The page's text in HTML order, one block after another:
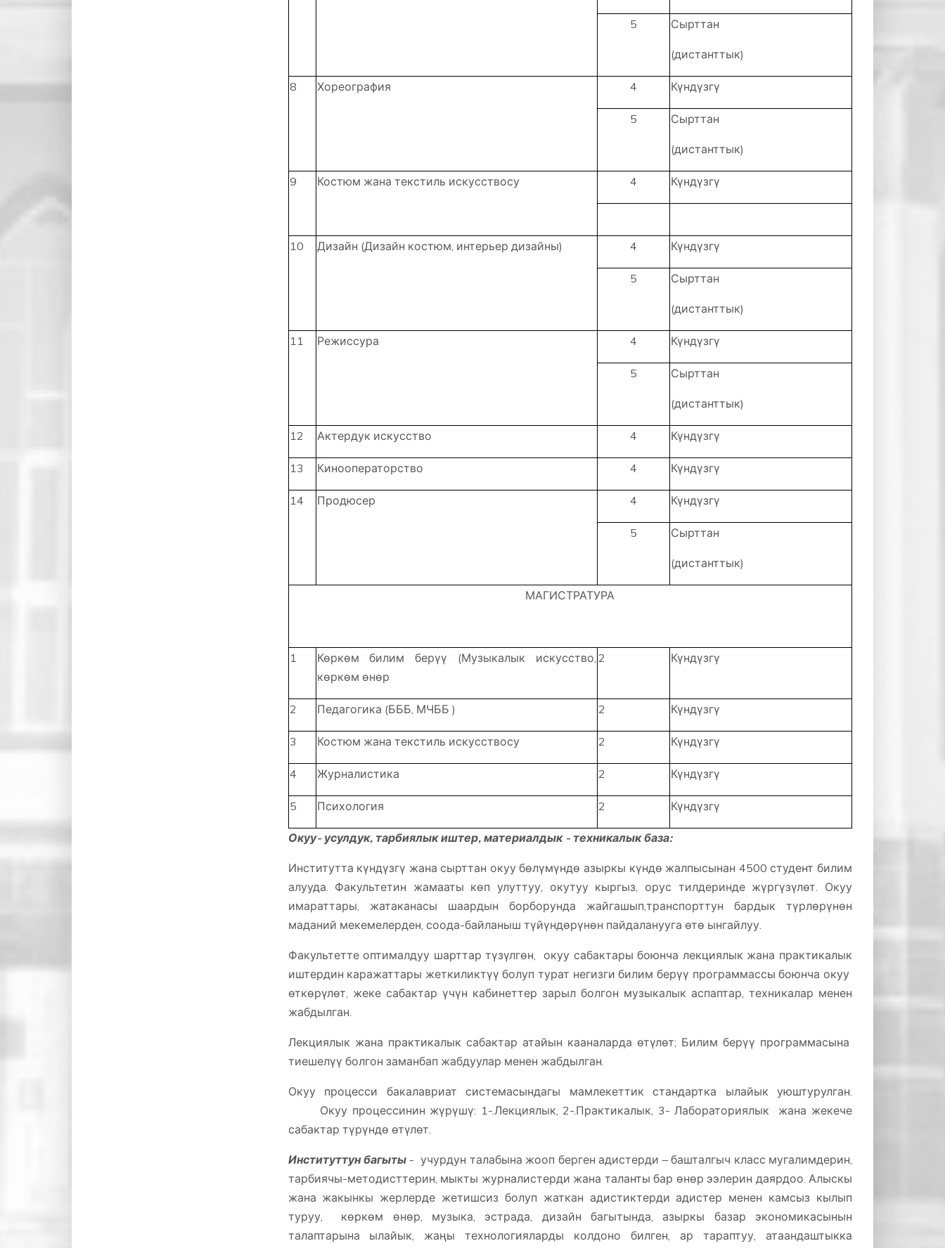
5 Сырттан
(дистанттык)
8 Хореография 4 Күндүзгү
5 Сырттан
(дистанттык)
9 Костюм жана текстиль искусствосу 4 Күндүзгү
10 Дизайн (Дизайн костюм, интерьер дизайны) 4 Күндүзгү
5 Сырттан
(дистанттык)
11 Режиссура 4 Күндүзгү
5 Сырттан
(дистанттык)
12 Актердук искусство 4 Күндүзгү
13 Кинооператорство 4 Күндүзгү
14 Продюсер 4 Күндүзгү
5 Сырттан
(дистанттык)
МАГИСТРАТУРА
1
Көркөм билим берүү (Музыкалык искусство,
көркөм өнөр
2 Күндүзгү
2 Педагогика (БББ, МЧББ ) 2 Күндүзгү
3 Костюм жана текстиль искусствосу 2 Күндүзгү
4 Журналистика 2 Күндүзгү
5 Психология 2 Күндүзгү
Окуу- усулдук, тарбиялык иштер, материалдык - техникалык база:
Институтта күндүзгү жана сырттан окуу бөлүмүндө азыркы күндө жалпысынан 4500 студент билим
алууда. Факультетин жамааты көп улуттуу, окутуу кыргыз, орус тилдеринде жүргүзүлөт. Окуу
имараттары, жатаканасы шаардын борборунда жайгашып,транспорттун бардык түрлөрүнөн
маданий мекемелерден, соода-байланыш түйүндөрүнөн пайдаланууга өтө ынгайлуу.
Факультетте оптималдуу шарттар түзүлгөн, окуу сабактары боюнча лекциялык жана практикалык
иштердин каражаттары жеткиликтүү болуп турат негизги билим берүү программассы боюнча окуу
өткөрүлөт, жеке сабактар ​​үчүн кабинеттер зарыл болгон музыкалык аспаптар, техникалар менен
жабдылган.
Лекциялык жана практикалык сабактар атайын кааналарда өтүлөт; Билим берүү программасына
тиешелүү болгон заманбап жабдуулар менен жабдылган.
Окуу процесси бакалавриат системасындагы мамлекеттик стандартка ылайык уюштурулган.
Окуу процессинин жүрүшү: 1-.Лекциялык, 2-.Практикалык, 3- Лабораториялык жана жекече
сабактар түрүндө өтүлөт.
Институттун багыты- учурдун талабына жооп берген адистерди – башталгыч класс мугалимдерин,
тарбиячы-методисттерин, мыкты журналистерди жана таланты бар өнөр ээлерин даярдоо. Алыскы
жана жакынкы жерлерде жетишсиз болуп жаткан адистиктерди адистер менен камсыз кылып
туруу, көркөм өнөр, музыка, эстрада, дизайн багытында, азыркы базар экономикасынын
талаптарына ылайык, жаңы технологияларды колдоно билген, ар тараптуу, атаандаштыкка